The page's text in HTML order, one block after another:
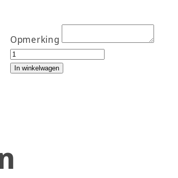
Opmerking
4 X DUITSE BIEFSTUKJES ACTIE aantal
In winkelwagen